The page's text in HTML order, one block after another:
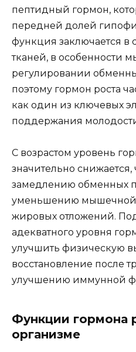
пептидный гормон,
передней долей
функция заключается в
тканей, в особенности
регулировании
поэтому гормон роста
как один из ключевых
поддержания
С возрастом уровень
значительно снижается,
замедлению обменных
уменьшению мышечной
жировых отложений.
адекватного уровня
улучшить физическую
восстановление после
улучшению иммунной
Функции гормона
организме